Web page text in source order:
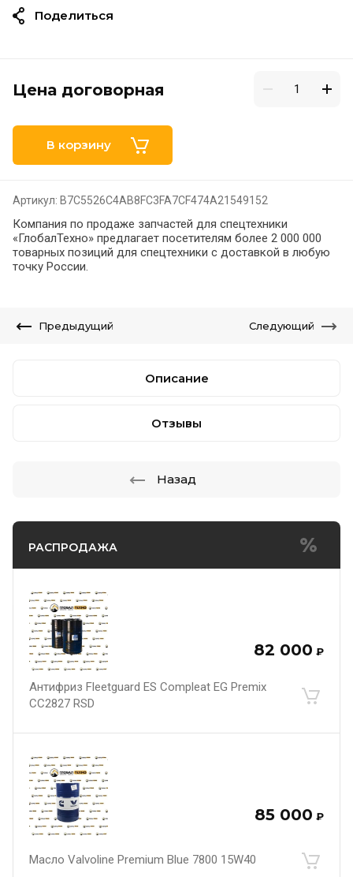
Цена договорная
В корзину
Артикул: B7C5526C4AB8FC3FA7CF474A21549152
Компания по продаже запчастей для спецтехники
«ГлобалТехно» предлагает посетителям более 2 000 000
товарных позиций для спецтехники с доставкой в любую
точку России.
Поделиться
Предыдущий Следующий
Описание
Отзывы
Назад
РАСПРОДАЖА
82 000 ₽
Антифриз Fleetguard ES Compleat EG Premix
CC2827 RSD
85 000 ₽
Масло Valvoline Premium Blue 7800 15W40